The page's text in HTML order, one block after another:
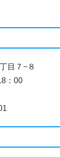
目７−８
：00